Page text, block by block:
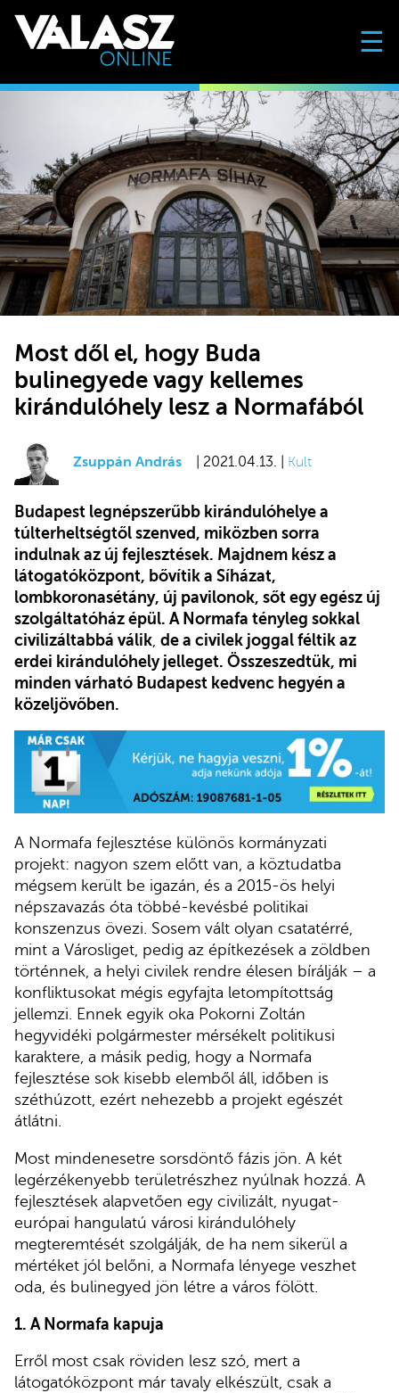
☰
Most dől el, hogy Buda
bulinegyede vagy kellemes
kirándulóhely lesz a Normafából
Zsuppán András | 2021.04.13. | Kult
Budapest legnépszerűbb kirándulóhelye a
túlterheltségtől szenved, miközben sorra
indulnak az új fejlesztések. Majdnem kész a
látogatóközpont, bővítik a Síházat,
lombkoronasétány, új pavilonok, sőt egy egész új
szolgáltatóház épül. A Normafa tényleg sokkal
civilizáltabbá válik de a civilek joggal féltik az
erdei kirándulóhely jelleget. Összeszedtük, mi
minden várható Budapest kedvenc hegyén a
közeljövőben.
A Normafa fejlesztése különös kormányzati
projekt: nagyon szem előtt van, a köztudatba
mégsem került be igazán, és a 2015-ös helyi
népszavazás óta többé-kevésbé politikai
konszenzus övezi. Sosem vált olyan csatatérré,
mint a Városliget, pedig az építkezések a zöldben
történnek, a helyi civilek rendre élesen bírálják – a
konfliktusokat mégis egyfajta letompítottság
jellemzi. Ennek egyik oka Pokorni Zoltán
hegyvidéki polgármester mérsékelt politikusi
karaktere, a másik pedig, hogy a Normafa
fejlesztése sok kisebb elemből áll, időben is
széthúzott, ezért nehezebb a projekt egészét
átlátni.
Most mindenesetre sorsdöntő fázis jön. A két
legérzékenyebb területrészhez nyúlnak hozzá. A
fejlesztések alapvetően egy civilizált, nyugat-
európai hangulatú városi kirándulóhely
megteremtését szolgálják, de ha nem sikerül a
mértéket jól belőni, a Normafa lényege veszhet
oda, és bulinegyed jön létre a város fölött.
1. A Normafa kapuja
Erről most csak röviden lesz szó, mert a
látogatóközpont már tavaly elkészült, csak a